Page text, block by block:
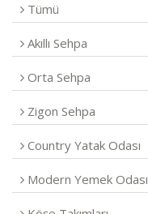
Tümü
Akıllı Sehpa
Orta Sehpa
Zigon Sehpa
Country Yatak Odası
Modern Yemek Odası